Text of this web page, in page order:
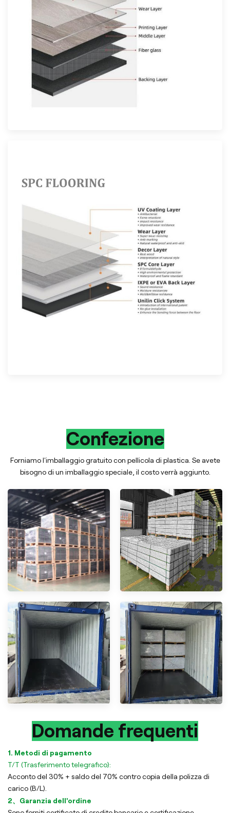
Confezione
Forniamo l'imballaggio gratuito con pellicola di plastica. Se avete
bisogno di un imballaggio speciale, il costo verrà aggiunto.
Domande frequenti
1. Metodi di pagamento
T/T (Trasferimento telegrafico):
Acconto del 30% + saldo del 70% contro copia della polizza di
carico (B/L).
2、Garanzia dell'ordine